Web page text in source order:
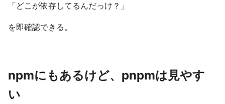
「どこが依存してるんだっけ？」
を即確認できる。
npmにもあるけど、pnpmは見やす
い